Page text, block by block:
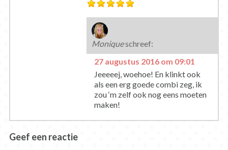
Moniqueschreef:
27 augustus 2016 om 09:01
Jeeeeej, woehoe! En klinkt ook
als een erg goede combi zeg, ik
zou ‘m zelf ook nog eens moeten
maken!
Geef een reactie